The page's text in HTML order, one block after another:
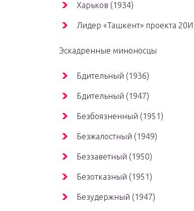
Харьков (1934)
Лидер «Ташкент» проекта 20И
Эскадренные миноносцы
Бдительный (1936)
Бдительный (1947)
Безбоязненный (1951)
Безжалостный (1949)
Беззаветный (1950)
Безотказный (1951)
Безудержный (1947)